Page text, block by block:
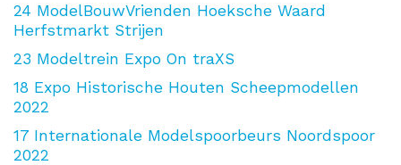
24 ModelBouwVrienden Hoeksche Waard
Herfstmarkt Strijen
23 Modeltrein Expo On traXS
18 Expo Historische Houten Scheepmodellen
2022
17 Internationale Modelspoorbeurs Noordspoor
2022